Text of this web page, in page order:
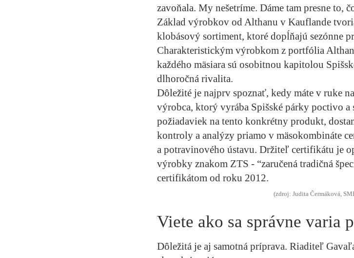
zavoňala. My nešetríme. Dáme tam presne to,
Základ výrobkov od Althanu v Kauflande
klobásový sortiment, ktoré dopĺňajú sezónne
Charakteristickým výrobkom z portfólia
každého mäsiara sú osobitnou kapitolou
dlhoročná rivalita.
Dôležité je najprv spoznať, kedy máte v ruke
výrobca, ktorý vyrába Spišské párky poctivo
požiadaviek na tento konkrétny produkt,
kontroly a analýzy priamo v mäsokombináte
a potravinového ústavu. Držiteľ certifikátu je
výrobky znakom ZTS - “zaručená tradičná
certifikátom od roku 2012.
(zdroj: Judita Čermáková,
Viete ako sa správne varia
Dôležitá je aj samotná príprava. Riaditeľ